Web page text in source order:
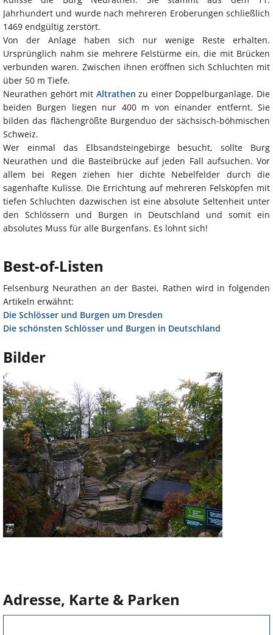
Jahrhundert und wurde nach mehreren Eroberungen schließlich
1469 endgültig zerstört.
Von der Anlage haben sich nur wenige Reste erhalten.
Ursprünglich nahm sie mehrere Felstürme ein, die mit Brücken
verbunden waren. Zwischen ihnen eröffnen sich Schluchten mit
über 50 m Tiefe.
Neurathen gehört mit Altrathen zu einer Doppelburganlage. Die
beiden Burgen liegen nur 400 m von einander entfernt. Sie
bilden das flächengrößte Burgenduo der sächsisch-böhmischen
Schweiz.
Wer einmal das Elbsandsteingebirge besucht, sollte Burg
Neurathen und die Basteibrücke auf jeden Fall aufsuchen. Vor
allem bei Regen ziehen hier dichte Nebelfelder durch die
sagenhafte Kulisse. Die Errichtung auf mehreren Felsköpfen mit
tiefen Schluchten dazwischen ist eine absolute Seltenheit unter
den Schlössern und Burgen in Deutschland und somit ein
absolutes Muss für alle Burgenfans. Es lohnt sich!
Best-of-Listen
Felsenburg Neurathen an der Bastei, Rathen wird in folgenden
Artikeln erwähnt:
Die Schlösser und Burgen um Dresden
Die schönsten Schlösser und Burgen in Deutschland
Bilder
Adresse, Karte & Parken